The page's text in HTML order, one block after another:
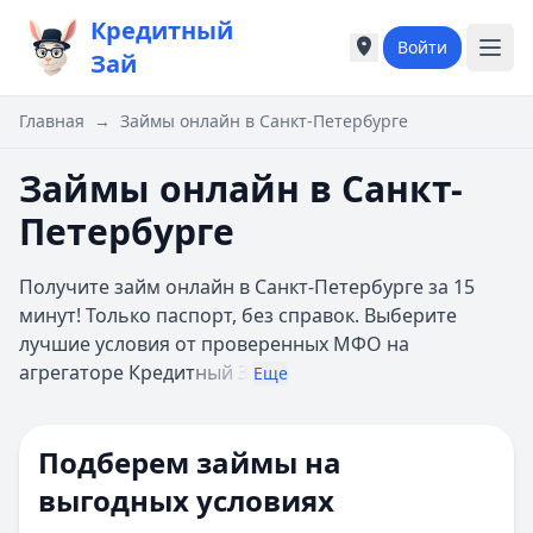
Кредитный
Зай
Города России
Москва
Екатеринбург
Казань
Б
Барнаул
Белгород
Города России
Москва
Екатеринбург
Казань
Б
Барнаул
Белгород
Войти
Главная → Займы онлайн в Санкт-Петербурге
Займы онлайн в Санкт-
Петербурге
Получите займ онлайн в Санкт-Петербурге за 15
минут! Только паспорт, без справок. Выберите
лучшие условия от проверенных МФО на
агрегаторе Кредитный З Еще
Подберем займы на
выгодных условиях